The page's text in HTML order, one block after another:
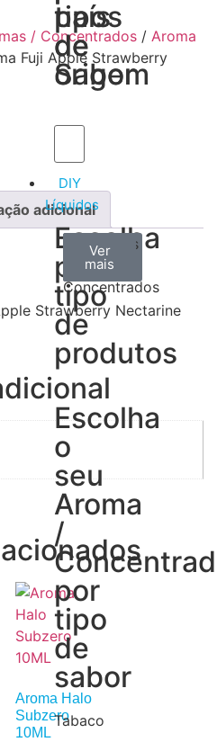
tipos
de
Sabor
país
de
origem
DIY
Líquidos
Escolha
por
tipo
de
produtos
Aromas
Concentrados
Ver
todos
Bases
Ver
mais
Accesorios
Ver
mais
Escolha
o
seu
Aroma
/
por
tipo
de
sabor
Tabaco
/ Concentrados / Aroma
Fuji Apple Strawberry
adicional
Strawberry Nectarine
Aroma Halo
Subzero
10ML